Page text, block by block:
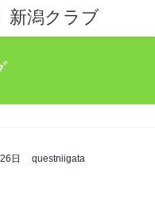
新潟クラブ
日 questniigata